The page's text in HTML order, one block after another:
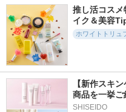
5.6
1761件
インテンシブリフテ
ンションマスク
d'Alba(ダルバ)
タカミ
推し活コスメ
イク＆美容
ホワイトトリュ
【新作スキ
商品を一挙ご
SHISEIDO